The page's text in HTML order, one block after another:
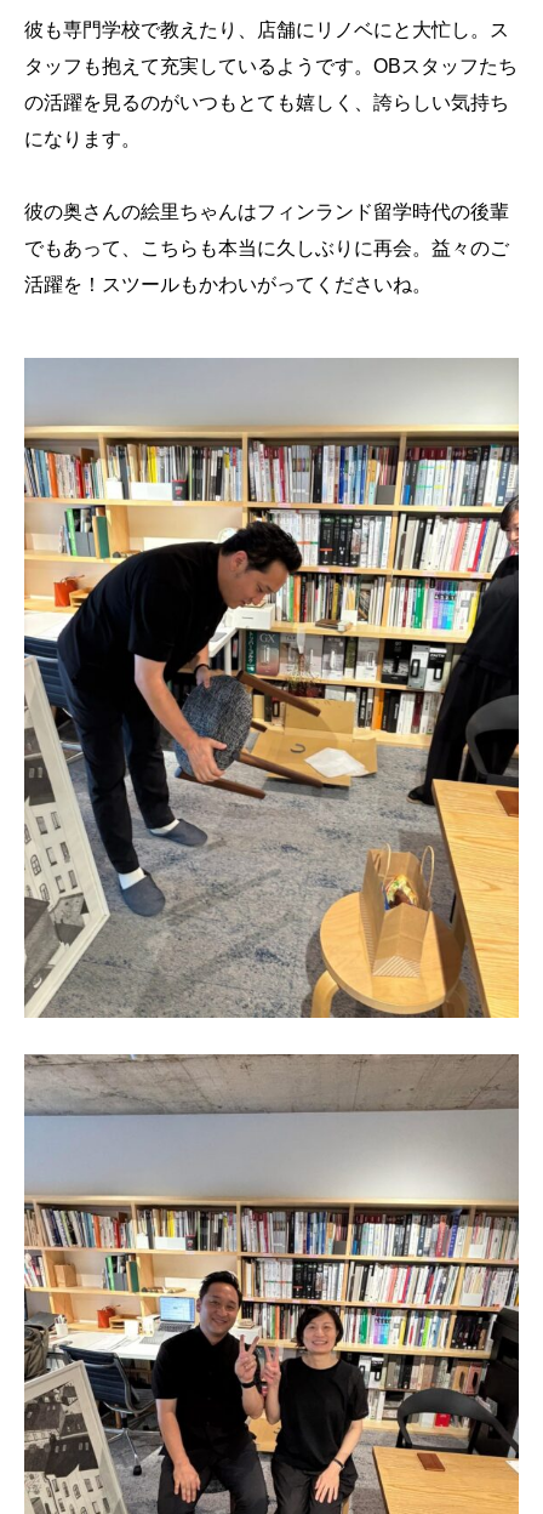
彼も専門学校で教えたり、店舗にリノベにと大忙し。ス
タッフも抱えて充実しているようです。OBスタッフたち
の活躍を見るのがいつもとても嬉しく、誇らしい気持ち
になります。
彼の奥さんの絵里ちゃんはフィンランド留学時代の後輩
でもあって、こちらも本当に久しぶりに再会。益々のご
活躍を！スツールもかわいがってくださいね。